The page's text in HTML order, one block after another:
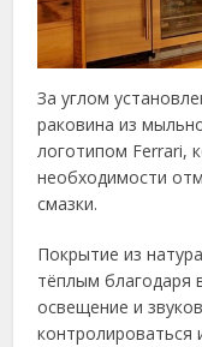
За углом
раковина из
логотипом Ferrari,
необходимости
смазки.
Покрытие из
тёплым благодаря
освещение и
контролироваться